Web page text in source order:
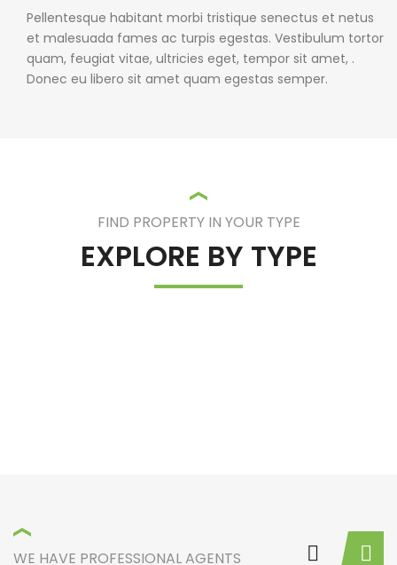
Pellentesque habitant morbi tristique senectus et netus
et malesuada fames ac turpis egestas. Vestibulum tortor
quam, feugiat vitae, ultricies eget, tempor sit amet, .
Donec eu libero sit amet quam egestas semper.
FIND PROPERTY IN YOUR TYPE
EXPLORE BY TYPE
WE HAVE PROFESSIONAL AGENTS